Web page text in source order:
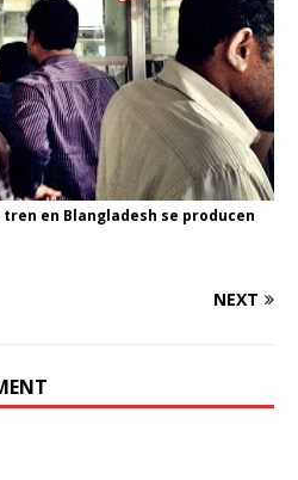
en Blangladesh se producen
NEXT